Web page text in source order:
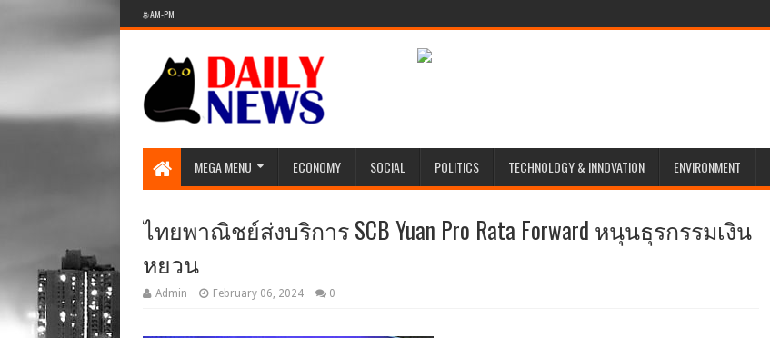
🌐 AM-PM
MEGA MENU ECONOMY SOCIAL POLITICS TECHNOLOGY & INNOVATION ENVIRONMENT
ไทยพาณิชย์ส่งบริการ SCB Yuan Pro Rata Forward หนุนธุรกรรมเงิน
หยวน
Admin February 06, 2024 0